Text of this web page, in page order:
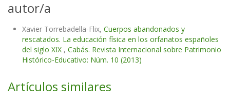
autor/a
Xavier Torrebadella-Flix, Cuerpos abandonados y
rescatados. La educación física en los orfanatos españoles
del siglo XIX , Cabás. Revista Internacional sobre Patrimonio
Histórico-Educativo: Núm. 10 (2013)
Artículos similares